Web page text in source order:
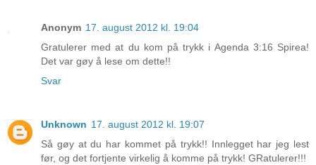
Anonym 17. august 2012 kl. 19:04
Gratulerer med at du kom på trykk i Agenda 3:16 Spirea!
Det var gøy å lese om dette!!
Svar
Unknown 17. august 2012 kl. 19:07
Så gøy at du har kommet på trykk!! Innlegget har jeg lest
før, og det fortjente virkelig å komme på trykk! GRatulerer!!!